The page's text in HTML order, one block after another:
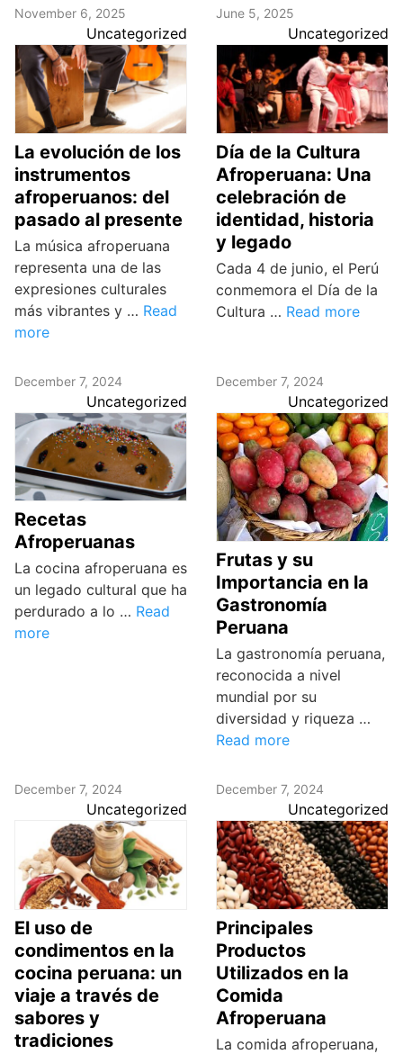
November 6, 2025
Uncategorized
La evolución de los
instrumentos
afroperuanos: del
pasado al presente
La música afroperuana
representa una de las
expresiones culturales
más vibrantes y … Read
more
June 5, 2025
Uncategorized
Día de la Cultura
Afroperuana: Una
celebración de
identidad, historia
y legado
Cada 4 de junio, el Perú
conmemora el Día de la
Cultura … Read more
December 7, 2024
Uncategorized
Recetas
Afroperuanas
La cocina afroperuana es
un legado cultural que ha
perdurado a lo … Read
more
December 7, 2024
Uncategorized
Frutas y su
Importancia en la
Gastronomía
Peruana
La gastronomía peruana,
reconocida a nivel
mundial por su
diversidad y riqueza …
Read more
December 7, 2024
Uncategorized
El uso de
condimentos en la
cocina peruana: un
viaje a través de
sabores y
tradiciones
December 7, 2024
Uncategorized
Principales
Productos
Utilizados en la
Comida
Afroperuana
La comida afroperuana,